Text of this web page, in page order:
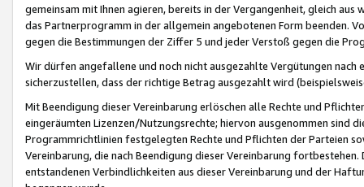
gemeinsam mit Ihnen agieren, bereits in der Vergangenheit, gleich
das Partnerprogramm in der allgemein angebotenen Form beenden.
gegen die Bestimmungen der Ziffer 5 und jeder Verstoß gegen die
Wir dürfen angefallene und noch nicht ausgezahlte Vergütungen
sicherzustellen, dass der richtige Betrag ausgezahlt wird
Mit Beendigung dieser Vereinbarung erlöschen alle Rechte und
eingeräumten Lizenzen/Nutzungsrechte; hiervon ausgenommen sind
Programmrichtlinien festgelegten Rechte und Pflichten der Parteien
Vereinbarung, die nach Beendigung dieser Vereinbarung
entstandenen Verbindlichkeiten aus dieser Vereinbarung und der